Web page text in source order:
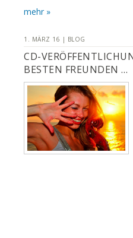
mehr »
1. MÄRZ 16 | BLOG
CD-
BESTEN FREUNDEN …